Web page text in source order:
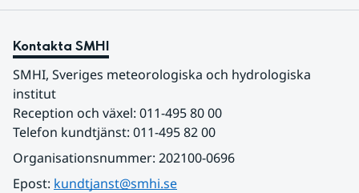
Kontakta SMHI
SMHI, Sveriges meteorologiska och hydrologiska
institut
Reception och växel: 011-495 80 00
Telefon kundtjänst: 011-495 82 00
Organisationsnummer: 202100-0696
Epost: kundtjanst@smhi.se